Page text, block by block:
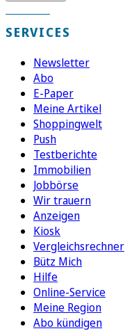
SERVICES
Newsletter
Abo
E-Paper
Meine Artikel
Shoppingwelt
Push
Testberichte
Immobilien
Jobbörse
Wir trauern
Anzeigen
Kiosk
Vergleichsrechner
Bütz Mich
Hilfe
Online-Service
Meine Region
Abo kündigen